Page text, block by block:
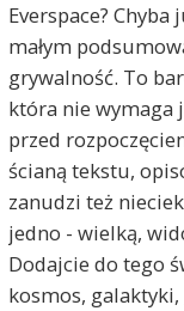
Everspace?
małym
grywalność. To
która nie wymaga
przed
ścianą tekstu,
zanudzi też
jedno - wielką,
Dodajcie do tego
kosmos,